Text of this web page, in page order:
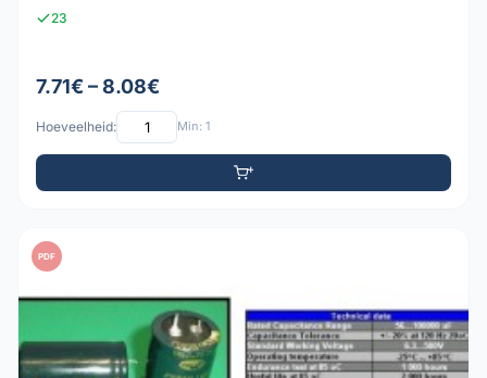
23
7.71€ – 8.08€
Hoeveelheid: Min: 1
PDF